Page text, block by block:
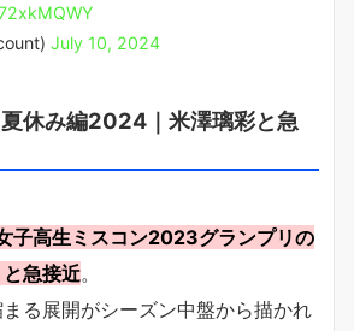
July 10, 2024
休み編2024｜米澤璃彩と急
子高生ミスコン2023グランプリの
急接近。
る展開がシーズン中盤から描かれ